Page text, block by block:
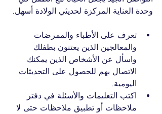
وحدة العناية المركزة لحديثي الولادة أسهل.
تعرف على الأطباء والممرضات
والمعالجين الذين يعتنون بطفلك
واسأل عن الأشخاص الذين يمكنك
الاتصال بهم للحصول على التحديثات
اليومية.
اكتب التعليمات والأسئلة في دفتر
ملاحظات أو تطبيق ملاحظات حتى لا